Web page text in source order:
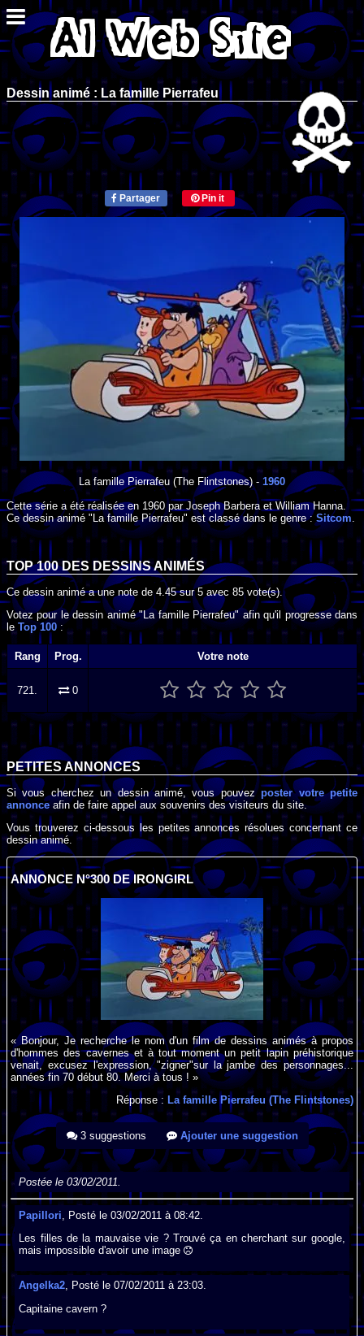
Dessin animé : La famille Pierrafeu
Partager Pin it
La famille Pierrafeu (The Flintstones) - 1960
Cette série a été réalisée en 1960par Joseph Barbera et William Hanna
Ce dessin animé "La famille Pierrafeu" est classé dans le genre : Sitcom
TOP 100 DESDESSINS ANIMÉS
Ce dessin animé a une note de4.45sur5 avec 85vote(s).
Votez pour le dessin animé "La famille Pierrafeu" afin qu'il progresse dans
le Top 100:
Rang Prog. Votre note
721. 0
PETITES ANNONCES
Si vous cherchez un dessin animé, vous pouvezposter votre petite
annonceafin de faire appel aux souvenirs des visiteurs du site.
Vous trouverez ci-dessous les petites annonces résolues concernant ce
dessin animé.
ANNONCE N°300 DE IRONGIRL
« Bonjour, Je recherche le nom d'un film de dessins animés à propos
d'hommes des cavernes et à tout moment un petit lapin préhistorique
venait, excusez l'expression, "zigner"sur la jambe des personnages...
années fin 70 début 80. Merci à tous ! »
Réponse : La famille Pierrafeu (The Flintstones)
3 suggestions Ajouter une suggestion
Postée le 03/02/2011.
Papillori , Posté le 03/02/2011 à 08:42.
Les filles de la mauvaise vie ? Trouvé ça en cherchant sur google,
mais impossible d'avoir une image
Angelka2, Posté le 07/02/2011 à 23:03.
Capitaine cavern ?